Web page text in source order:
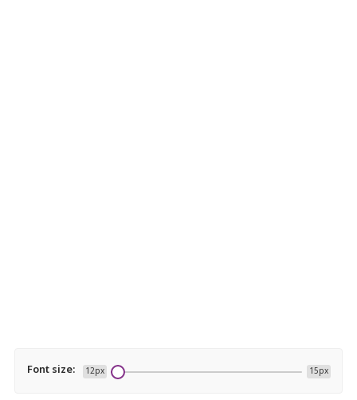
Font size: 12px 15px